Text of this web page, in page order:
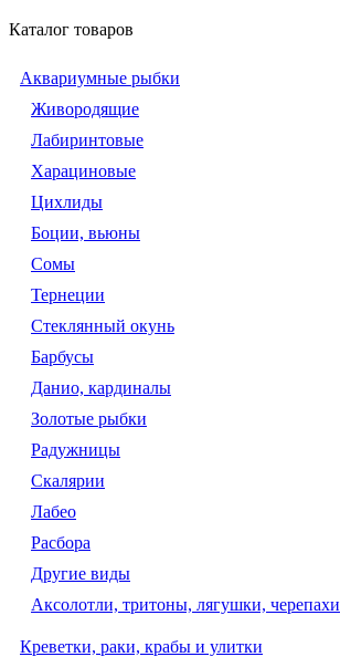
Каталог товаров
Аквариумные рыбки
Живородящие
Лабиринтовые
Харациновые
Цихлиды
Боции, вьюны
Сомы
Тернеции
Стеклянный окунь
Барбусы
Данио, кардиналы
Золотые рыбки
Радужницы
Скалярии
Лабео
Расбора
Другие виды
Аксолотли, тритоны, лягушки, черепахи
Креветки, раки, крабы и улитки